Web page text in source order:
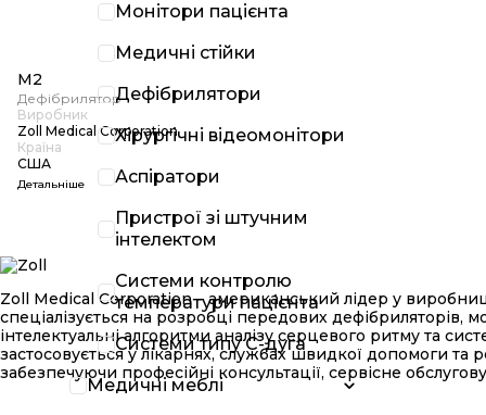
Монітори пацієнта
Медичні стійки
Дефібрилятори
Хірургічні відеомонітори
Аспіратори
Пристрої зі штучним
інтелектом
Системи контролю
температури пацієнта
Системи типу С-дуга
Медичні меблі
M2
Дефібрилятор
Виробник
Zoll Medical Corporation
Країна
США
Детальніше
Zoll Medical Corporation – американський лідер у
спеціалізується на розробці передових дефібриляторів,
інтелектуальні алгоритми аналізу серцевого ритму та
застосовується у лікарнях, службах швидкої допомоги
забезпечуючи професійні консультації, сервісне